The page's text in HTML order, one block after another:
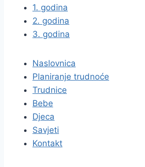
1. godina
2. godina
3. godina
Naslovnica
Planiranje trudnoće
Trudnice
Bebe
Djeca
Savjeti
Kontakt